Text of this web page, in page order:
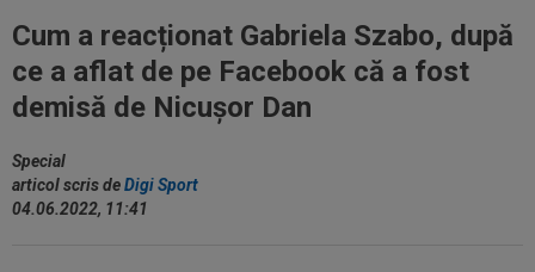
Cum a reacționat Gabriela Szabo, după
ce a aflat de pe Facebook că a fost
demisă de Nicușor Dan
Special
articol scris deDigi Sport
04.06.2022, 11:41